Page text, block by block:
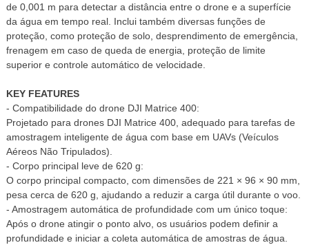
de 0,001 m para detectar a distância entre o drone e a superfície
da água em tempo real. Inclui também diversas funções de
proteção, como proteção de solo, desprendimento de emergência,
frenagem em caso de queda de energia, proteção de limite
superior e controle automático de velocidade.
KEY FEATURES
- Compatibilidade do drone DJI Matrice 400:
Projetado para drones DJI Matrice 400, adequado para tarefas de
amostragem inteligente de água com base em UAVs (Veículos
Aéreos Não Tripulados).
- Corpo principal leve de 620 g:
O corpo principal compacto, com dimensões de 221 × 96 × 90 mm,
pesa cerca de 620 g, ajudando a reduzir a carga útil durante o voo.
- Amostragem automática de profundidade com um único toque:
Após o drone atingir o ponto alvo, os usuários podem definir a
profundidade e iniciar a coleta automática de amostras de água.